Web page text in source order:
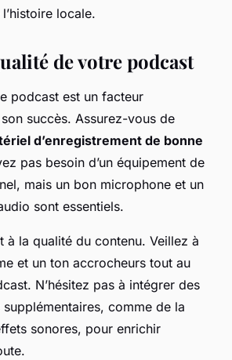
locale.
de votre podcast
podcast est un facteur
succès. Assurez-vous de
d’enregistrement de bonne
pas besoin d’un équipement de
mais un bon microphone et un
sont essentiels.
à la qualité du contenu. Veillez à
et un ton accrocheurs tout au
N’hésitez pas à intégrer des
comme de la
sonores, pour enrichir